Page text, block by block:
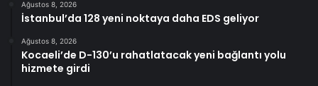
Ağustos 8, 2026
İstanbul’da 128 yeni noktaya daha EDS geliyor
Ağustos 8, 2026
Kocaeli’de D-130’u rahatlatacak yeni bağlantı yolu
hizmete girdi